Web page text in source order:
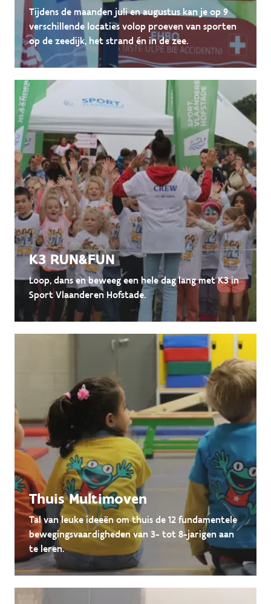
Tijdens de maanden juli en augustus kan je op 9
verschillende locaties volop proeven van sporten
op de zeedijk, het strand én in de zee.
K3 RUN&FUN
Loop, dans en beweeg een hele dag lang met K3 in
Sport Vlaanderen Hofstade.
Thuis Multimoven
Tal van leuke ideeën om thuis de 12 fundamentele
bewegingsvaardigheden van 3- tot 8-jarigen aan
te leren.